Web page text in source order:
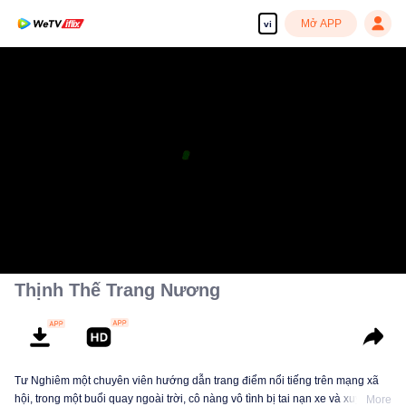
vi Mở APP
Thịnh Thế Trang Nương
Tư Nghiêm một chuyên viên hướng dẫn trang điểm nổi tiếng trên mạng xã
hội, trong một buổi quay ngoài trời, cô nàng vô tình bị tai nạn xe và xuyênMore